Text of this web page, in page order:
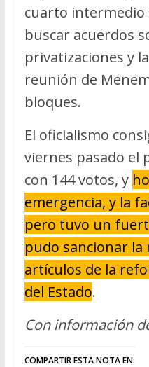
cuarto intermedio
buscar acuerdos
privatizaciones y
reunión de
bloques.
El oficialismo
viernes pasado el
con 144 votos, y
emergencia, y la
pero tuvo un
pudo sancionar la
artículos de la
del Estado.
Con información
COMPARTIR ESTA NOTA EN: